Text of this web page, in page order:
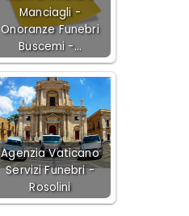
Manciagli -
Onoranze Funebri
Buscemi -…
Agenzia Vaticano
Servizi Funebri -
Rosolini